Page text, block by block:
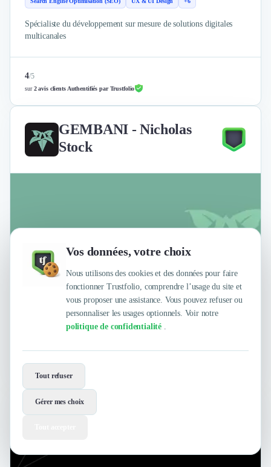
Vos données, votre choix
Nous utilisons des cookies et des données pour faire
fonctionner Trustfolio, comprendre l’usage du site et
vous proposer une assistance. Vous pouvez refuser ou
personnaliser les usages optionnels. Voir notre
politique de confidentialité .
Tout refuser
Gérer mes choix
Spécialiste du développement sur mesure de solutions digitales
multicanales
4/5
sur2 avis clients Authentifiés par Trustfolio
GEMBANI - Nicholas
Stock
Développement Logiciel +4
Développement & Management Agiles
4
sur 2 avis clients Authentifiés par Trustfolio
Design is vital